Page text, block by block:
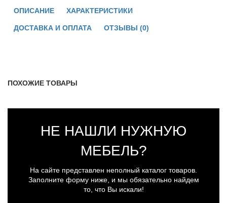
ОПИСАНИЕ ХАРАКТЕРИСТИКИ
ДОСТАВКА И ОПЛАТА ОТЗЫВЫ (0)
ПОХОЖИЕ ТОВАРЫ
НЕ НАШЛИ НУЖНУЮ
МЕБЕЛЬ?
На сайте представлен неполный каталог товаров.
Заполните форму ниже, и мы обязательно найдем
то, что Вы искали!